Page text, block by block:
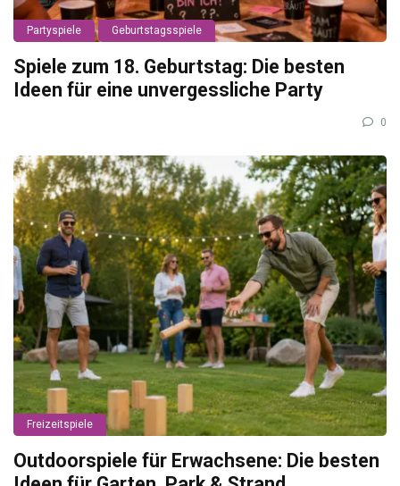
Partyspiele Geburtstagsspiele
Spiele zum 18. Geburtstag: Die besten
Ideen für eine unvergessliche Party
0
Freizeitspiele
Outdoorspiele für Erwachsene: Die besten